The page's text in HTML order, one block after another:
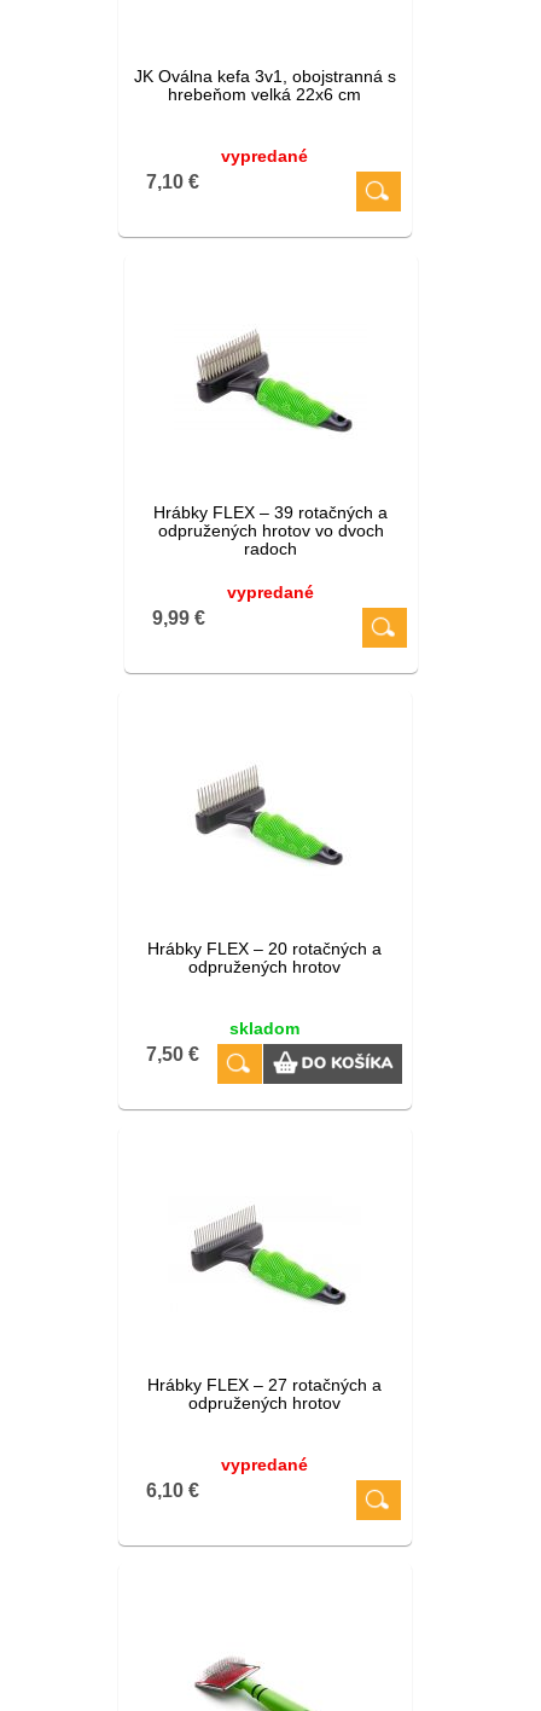
JK Oválna kefa 3v1, obojstranná s
hrebeňom velká 22x6 cm
vypredané
7,10 €
Hrábky FLEX – 39 rotačných a
odpružených hrotov vo dvoch
radoch
vypredané
9,99 €
Hrábky FLEX – 20 rotačných a
odpružených hrotov
skladom
7,50 €
Hrábky FLEX – 27 rotačných a
odpružených hrotov
vypredané
6,10 €